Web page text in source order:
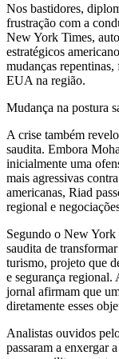
Nos bastidores,
frustração com a
New York Times,
estratégicos
mudanças
EUA na região.
Mudança na postura
A crise também
saudita. Embora
inicialmente uma
mais agressivas
americanas, Riad
regional e
Segundo o New York
saudita de
turismo, projeto que
e segurança regional.
jornal afirmam que
diretamente esses
Analistas ouvidos
passaram a enxergar